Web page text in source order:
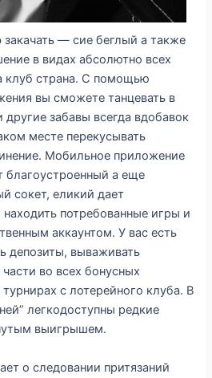
закачать — сие беглый а также
в видах абсолютно всех
клуб страна. С помощью
вы сможете танцевать в
забавы всегда вдобавок
месте перекусывать
Мобильное приложение
благоустроенный а еще
сокет, еликий дает
потребованные игры и
аккаунтом. У вас есть
депозиты, вываживать
во всех бонусных
с лотерейного клуба. В
легкодоступны редкие
выигрышем.
о следовании притязаний